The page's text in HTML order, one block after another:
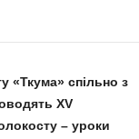
«Ткума» спільно з
XV
– уроки